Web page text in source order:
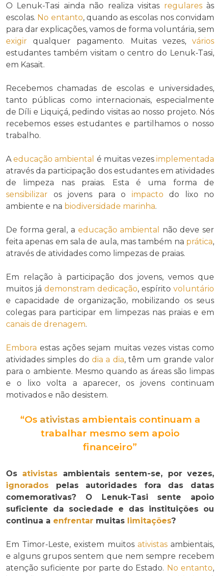
O Lenuk-Tasi ainda não realiza visitas regularesàs
escolas. No entanto, quando as escolas nos convidam
para dar explicações, vamos de forma voluntária, sem
exigir qualquer pagamento. Muitas vezes, vários
estudantes também visitam o centro do Lenuk-Tasi,
em Kasait.
Recebemos chamadas de escolas e universidades,
tanto públicas como internacionais, especialmente
de Díli e Liquiçá, pedindo visitas ao nosso projeto. Nós
recebemos esses estudantes e partilhamos o nosso
trabalho.
Aeducação ambiental é muitas vezesimplementada
através da participação dos estudantes em atividades
de limpeza nas praias. Esta é uma forma de
sensibilizar os jovens para o impacto do lixo no
ambiente e na biodiversidade marinha.
De forma geral, a educação ambiental
não deve ser
feita apenas em sala de aula, mas também na prática,
através de atividades como limpezas de praias.
Em relação à participação dos jovens, vemos que
muitos já demonstram dedicação, espírito voluntário
e capacidade de organização, mobilizando os seus
colegas para participar em limpezas nas praias e em
canais de drenagem.
Embora estas ações sejam muitas vezes vistas como
atividades simples do dia a dia, têm um grande valor
para o ambiente. Mesmo quando as áreas são limpas
e o lixo volta a aparecer, os jovens continuam
motivados e não desistem.
“Os ativistasambientais continuam a
trabalhar mesmo sem apoio
financeiro”
Os ativistas ambientais sentem-se, por vezes,
ignorados pelas autoridades fora das datas
comemorativas? O Lenuk-Tasi sente apoio
suficiente da sociedade e das instituições ou
continua a enfrentar muitas limitações?
Em Timor-Leste, existem muitos ativistasambientais,
e alguns grupos sentem que nem sempre recebem
atenção suficiente por parte do Estado. No entanto,